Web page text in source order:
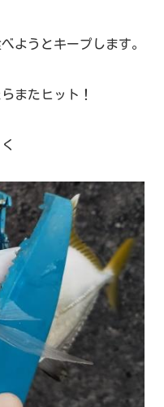
ようとキープします。
またヒット！